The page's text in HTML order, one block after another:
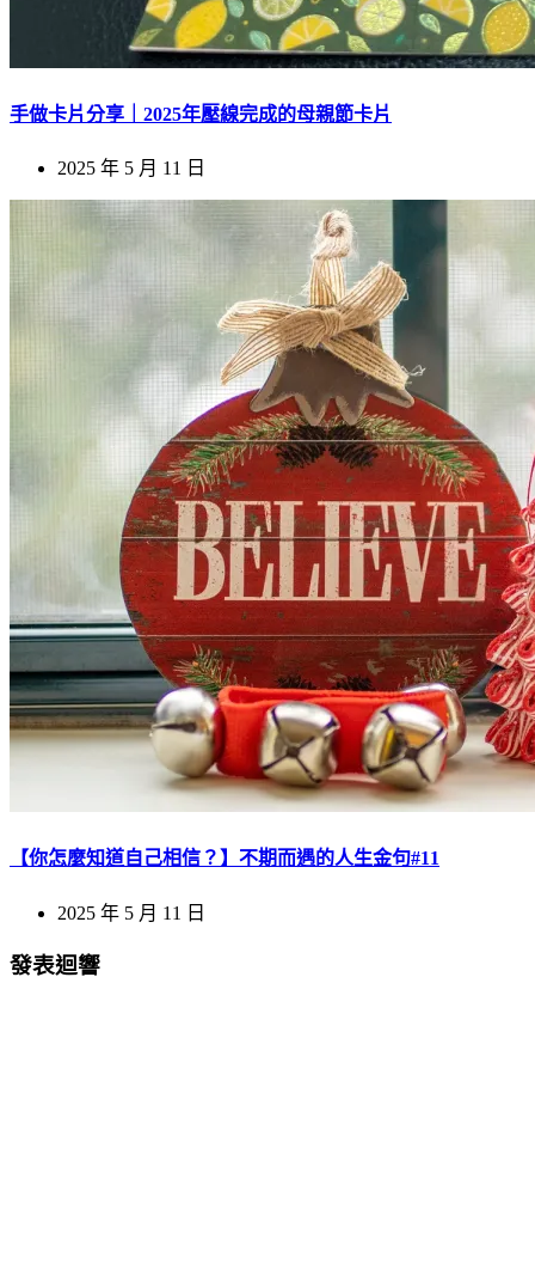
手做卡片分享｜2025年壓線完成的母親節卡片
2025 年 5 月 11 日
【你怎麼知道自己相信？】不期而遇的人生金句#11
2025 年 5 月 11 日
發表迴響